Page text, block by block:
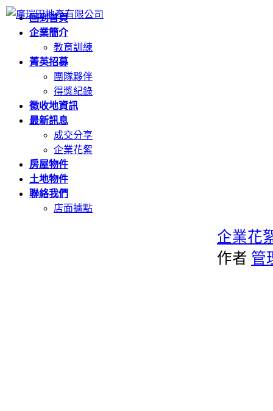
回到首頁
企業簡介
教育訓練
菁英招募
團隊夥伴
得獎紀錄
徵收地資訊
最新訊息
成交分享
企業花絮
房屋物件
土地物件
聯絡我們
店面據點
企業花
作者 管